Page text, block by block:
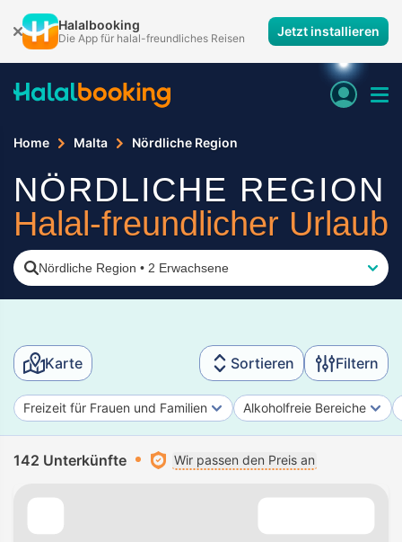
Halalbooking
Die App für halal-freundliches Reisen Jetzt installieren
Home Malta Nördliche Region
NÖRDLICHE REGION
Halal-freundlicher Urlaub
Nördliche Region • 2 Erwachsene
Karte Sortieren Filtern
Freizeit für Frauen und Familien Alkoholfreie Bereiche
142 Unterkünfte Wir passen den Preis an